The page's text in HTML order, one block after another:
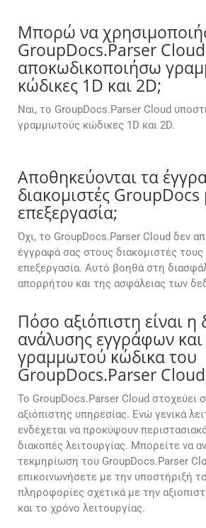
Μπορώ να
GroupDocs.Parser
αποκωδικοποιήσω
κώδικες 1D και 2D;
Ναι, το GroupDocs.Parser Cloud
γραμμωτούς κώδικες 1D και 2D.
Αποθηκεύονται τα
διακομιστές
επεξεργασία;
Όχι, το GroupDocs.Parser Cloud δεν
έγγραφά σας στους διακομιστές τους
επεξεργασία. Αυτό βοηθά στη
απορρήτου και της ασφάλειας των
Πόσο αξιόπιστη είναι η
ανάλυσης εγγράφων
γραμμωτού κώδικα του
GroupDocs.Parser
Το GroupDocs.Parser Cloud στοχεύει
αξιόπιστης υπηρεσίας. Ενώ γενικά
ενδέχεται να προκύψουν
διακοπές λειτουργίας. Μπορείτε να
τεκμηρίωση του GroupDocs.Parser
επικοινωνήσετε με την υποστήριξή
πληροφορίες σχετικά με την
και το χρόνο λειτουργίας.